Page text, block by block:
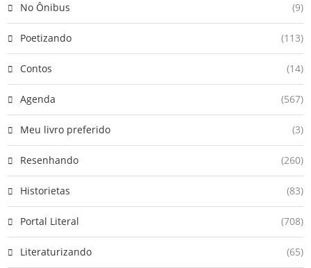
No Ônibus (9)
Poetizando (113)
Contos (14)
Agenda (567)
Meu livro preferido (3)
Resenhando (260)
Historietas (83)
Portal Literal (708)
Literaturizando (65)